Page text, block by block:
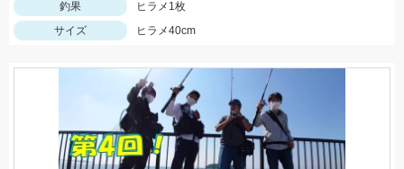
釣果
ヒラメ1枚
サイズ
ヒラメ40cm